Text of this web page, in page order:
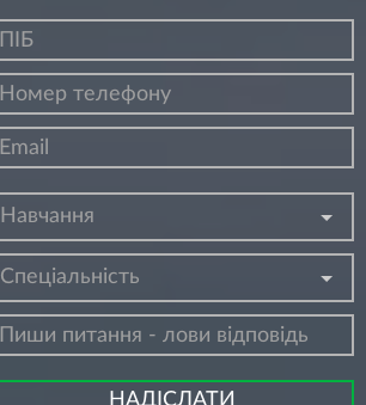
Навчання
Спеціальність